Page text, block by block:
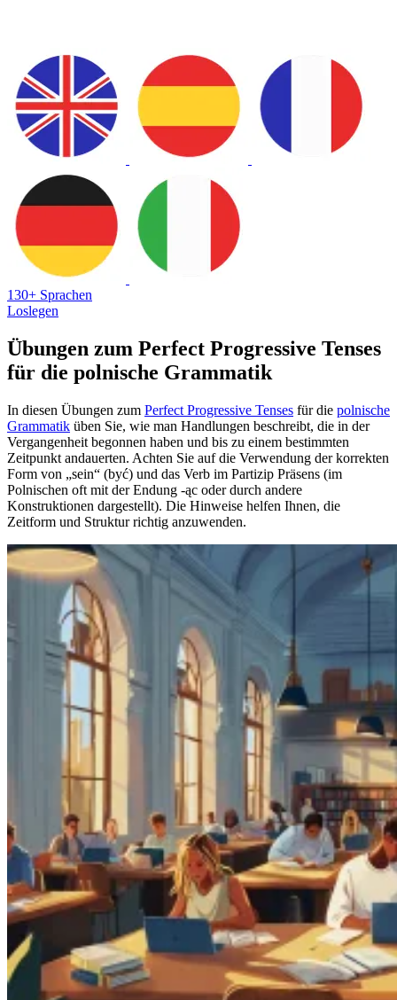
130+ Sprachen
Loslegen
Übungen zum Perfect Progressive Tenses
für die polnische Grammatik
In diesen Übungen zum Perfect Progressive Tenses für die polnische
Grammatik üben Sie, wie man Handlungen beschreibt, die in der
Vergangenheit begonnen haben und bis zu einem bestimmten
Zeitpunkt andauerten. Achten Sie auf die Verwendung der korrekten
Form von „sein“ (być) und das Verb im Partizip Präsens (im
Polnischen oft mit der Endung -ąc oder durch andere
Konstruktionen dargestellt). Die Hinweise helfen Ihnen, die
Zeitform und Struktur richtig anzuwenden.